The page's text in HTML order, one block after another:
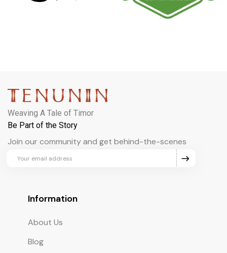
Weaving A Tale of Timor
Be Part of the Story
Join our community and get behind-the-scenes
updates and exclusive perks.
Information
About Us
Blog